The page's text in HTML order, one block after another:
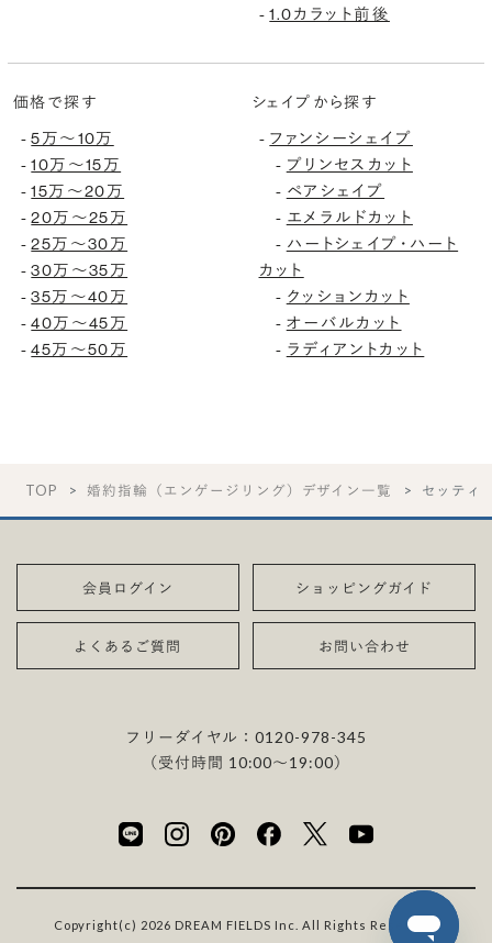
-1.0カラット前後
価格で探す
-5万〜10万
-10万〜15万
-15万〜20万
-20万〜25万
-25万〜30万
-30万〜35万
-35万〜40万
-40万〜45万
-45万〜50万
シェイプから探す
- ファンシーシェイプ
- プリンセスカット
- ペアシェイプ
- エメラルドカット
- ハートシェイプ・ハート
カット
- クッションカット
- オーバルカット
- ラディアントカット
TOP 婚約指輪（エンゲージリング）デザイン一覧 セッティ
会員ログイン ショッピングガイド
よくあるご質問 お問い合わせ
フリーダイヤル：0120-978-345
（受付時間 10:00〜19:00）
Copyright(c) 2026 DREAM FIELDS Inc. All Rights Reserved.